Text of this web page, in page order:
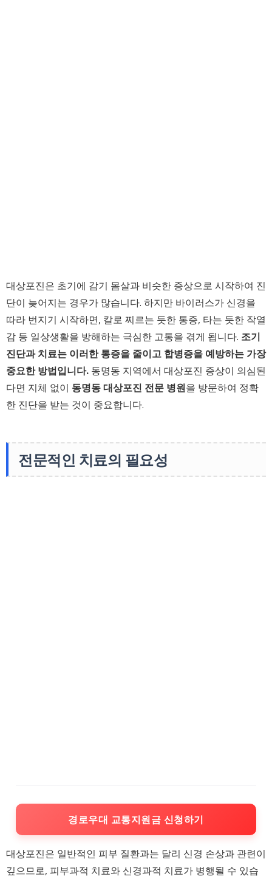
대상포진은 초기에 감기 몸살과 비슷한 증상으로 시작하여 진
단이 늦어지는 경우가 많습니다. 하지만 바이러스가 신경을
따라 번지기 시작하면, 칼로 찌르는 듯한 통증, 타는 듯한 작열
감 등 일상생활을 방해하는 극심한 고통을 겪게 됩니다. 조기
진단과 치료는 이러한 통증을 줄이고 합병증을 예방하는 가장
중요한 방법입니다. 동명동 지역에서 대상포진 증상이 의심된
다면 지체 없이 동명동 대상포진 전문 병원을 방문하여 정확
한 진단을 받는 것이 중요합니다.
전문적인 치료의 필요성
경로우대 교통지원금 신청하기
대상포진은 일반적인 피부 질환과는 달리 신경 손상과 관련이
깊으므로, 피부과적 치료와 신경과적 치료가 병행될 수 있습